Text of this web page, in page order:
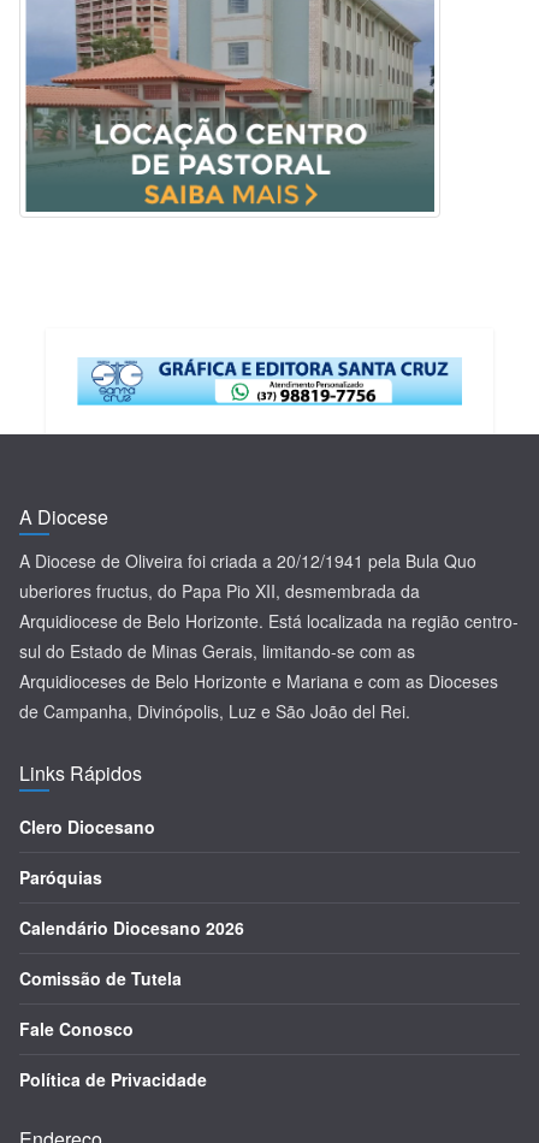
A Diocese
A Diocese de Oliveira foi criada a 20/12/1941 pela Bula Quo
uberiores fructus, do Papa Pio XII, desmembrada da
Arquidiocese de Belo Horizonte. Está localizada na região centro-
sul do Estado de Minas Gerais, limitando-se com as
Arquidioceses de Belo Horizonte e Mariana e com as Dioceses
de Campanha, Divinópolis, Luz e São João del Rei.
Links Rápidos
Clero Diocesano
Paróquias
Calendário Diocesano 2026
Comissão de Tutela
Fale Conosco
Política de Privacidade